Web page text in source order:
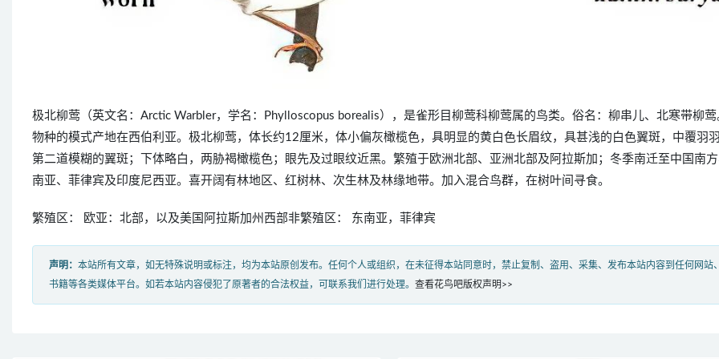
极北柳莺（英文名：Arctic Warbler，学名：Phylloscopus borealis），是雀形目柳莺科柳莺属的鸟类。俗名：柳串儿、北寒带柳莺
物种的模式产地在西伯利亚。极北柳莺，体长约12厘米，体小偏灰橄榄色，具明显的黄白色长眉纹，具甚浅的白色翼斑，中覆羽
第二道模糊的翼斑；下体略白，两胁褐橄榄色；眼先及过眼纹近黑。繁殖于欧洲北部、亚洲北部及阿拉斯加；冬季南迁至中国南
南亚、菲律宾及印度尼西亚。喜开阔有林地区、红树林、次生林及林缘地带。加入混合鸟群，在树叶间寻食。
繁殖区： 欧亚：北部，以及美国阿拉斯加州西部非繁殖区： 东南亚，菲律宾
声明： 本站所有文章，如无特殊说明或标注，均为本站原创发布。任何个人或组织，在未征得本站同意时，禁止复制、盗用、采集、发布本站内容到任何网站、
书籍等各类媒体平台。如若本站内容侵犯了原著者的合法权益，可联系我们进行处理。 查看花鸟吧版权声明>>